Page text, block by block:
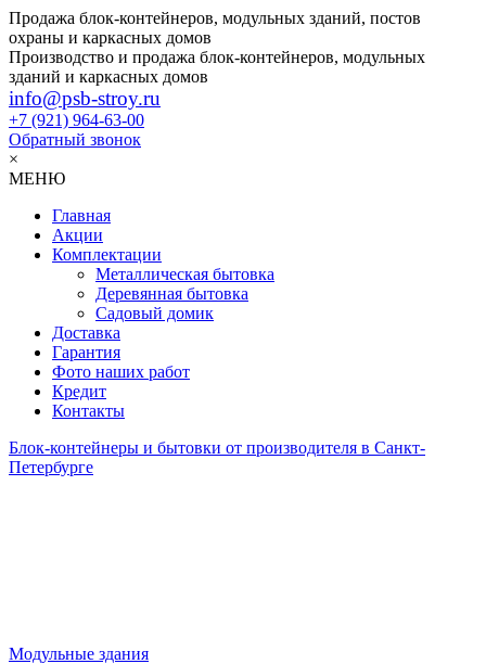
Продажа блок-контейнеров, модульных зданий, постов
охраны и каркасных домов
Производство и продажа блок-контейнеров, модульных
зданий и каркасных домов
info@psb-stroy.ru
+7 (921) 964-63-00
Обратный звонок
×
МЕНЮ
Главная
Акции
Комплектации
Металлическая бытовка
Деревянная бытовка
Садовый домик
Доставка
Гарантия
Фото наших работ
Кредит
Контакты
Блок-контейнеры и бытовки от производителя в Санкт-
Петербурге
Модульные здания